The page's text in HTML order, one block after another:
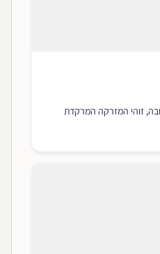
זוהי המזרקה המרקדת